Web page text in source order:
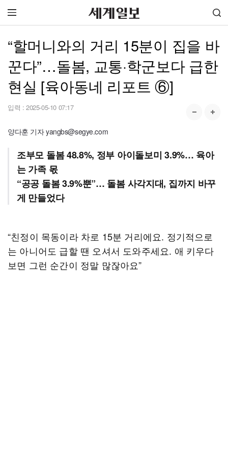
“할머니와의 거리 15분이 집을 바
꾼다”…돌봄, 교통·학군보다 급한
현실 [육아동네 리포트 ⑥]
입력 : 2025-05-10 07:17
양다훈 기자 yangbs@segye.com
조부모 돌봄 48.8%, 정부 아이돌보미 3.9%… 육아
는 가족 몫
“공공 돌봄 3.9%뿐”… 돌봄 사각지대, 집까지 바꾸
게 만들었다
“친정이 목동이라 차로 15분 거리에요. 정기적으로
는 아니어도 급할 땐 오셔서 도와주세요. 애 키우다
보면 그런 순간이 정말 많잖아요”